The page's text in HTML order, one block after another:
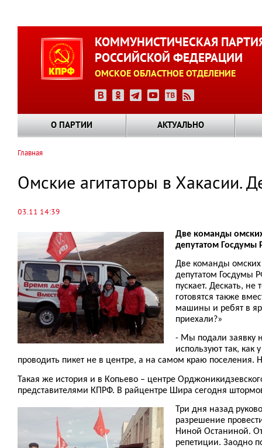
КОММУНИСТИЧЕСКАЯ
РОССИЙСКОЙ ФЕДЕРАЦИИ
ОМСКОЕ ОБЛАСТНОЕ ОТДЕЛЕНИЕ
О ПАРТИИ АКТУАЛЬНО
навигации
Главная
Омские агитаторы в Хакасии.
03.11 14:39
Две команды омских
депутатом Госдумы
Две команды омских
депутатом Госдумы
пускает. Дескать,
готовятся также
машины и ребят в
приехали?»
- Мы подали заявку
используют так,
проводить пикет не в центре, а на самом краю поселения.
Такая же история и в Копьево – центре
представителями КПРФ. В райцентре Шира сегодня
Три дня назад
разрешение
Ниной Останиной.
репетиции. Заодно